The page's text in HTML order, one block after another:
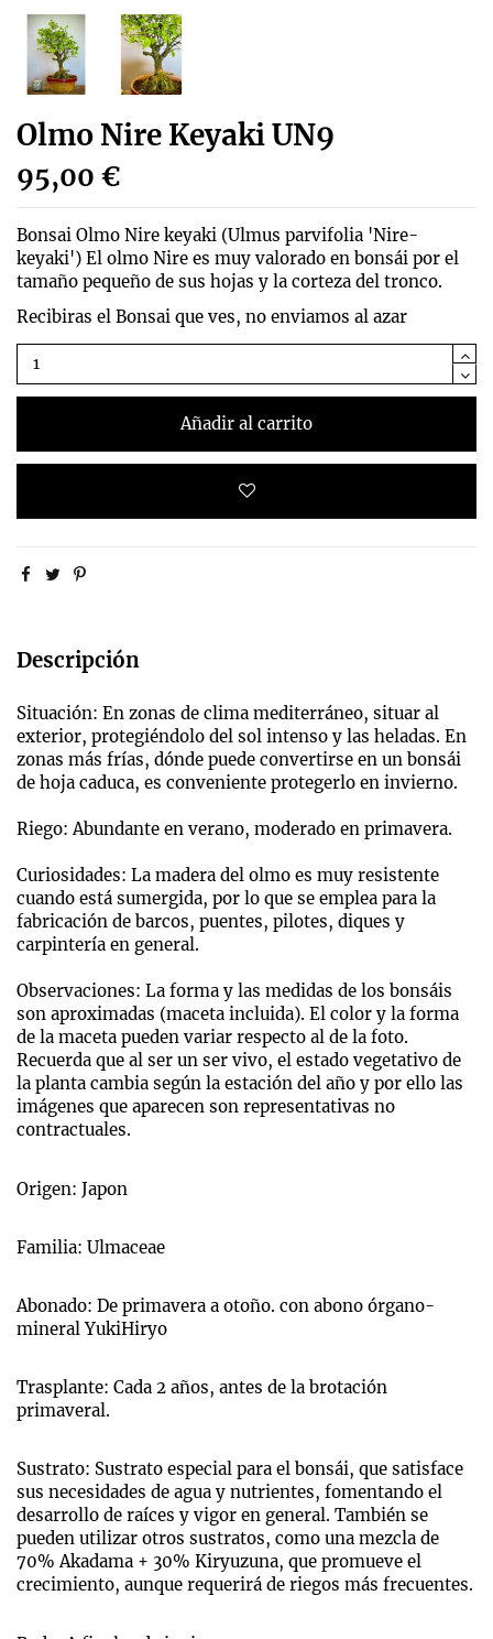
Olmo Nire Keyaki UN9
95,00 €
Bonsai Olmo Nire keyaki (Ulmus parvifolia 'Nire-
keyaki') El olmo Nire es muy valorado en bonsái por el
tamaño pequeño de sus hojas y la corteza del tronco.
Recibiras el Bonsai que ves, no enviamos al azar
Añadir al carrito
Descripción
Situación: En zonas de clima mediterráneo, situar al
exterior, protegiéndolo del sol intenso y las heladas. En
zonas más frías, dónde puede convertirse en un bonsái
de hoja caduca, es conveniente protegerlo en invierno.
Riego: Abundante en verano, moderado en primavera.
Curiosidades: La madera del olmo es muy resistente
cuando está sumergida, por lo que se emplea para la
fabricación de barcos, puentes, pilotes, diques y
carpintería en general.
Observaciones: La forma y las medidas de los bonsáis
son aproximadas (maceta incluida). El color y la forma
de la maceta pueden variar respecto al de la foto.
Recuerda que al ser un ser vivo, el estado vegetativo de
la planta cambia según la estación del año y por ello las
imágenes que aparecen son representativas no
contractuales.
Origen: Japon
Familia: Ulmaceae
Abonado: De primavera a otoño. con abono órgano-
mineral YukiHiryo
Trasplante: Cada 2 años, antes de la brotación
primaveral.
Sustrato: Sustrato especial para el bonsái, que satisface
sus necesidades de agua y nutrientes, fomentando el
desarrollo de raíces y vigor en general. También se
pueden utilizar otros sustratos, como una mezcla de
70% Akadama + 30% Kiryuzuna, que promueve el
crecimiento, aunque requerirá de riegos más frecuentes.